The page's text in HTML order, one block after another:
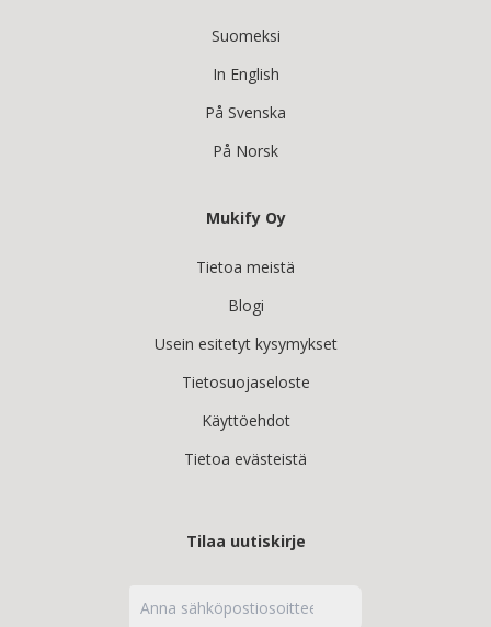
Suomeksi
In English
På Svenska
På Norsk
Mukify Oy
Tietoa meistä
Blogi
Usein esitetyt kysymykset
Tietosuojaseloste
Käyttöehdot
Tietoa evästeistä
Tilaa uutiskirje